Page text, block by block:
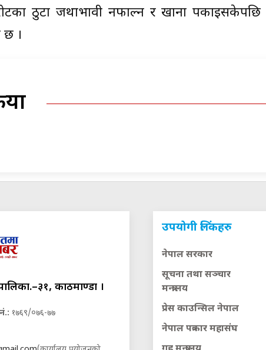
ठुटा जथाभावी नफाल्न र खाना पकाइसकेपछि
।
काठमाण्डौं ।
१७६९/०७६-७७
उपयोगी लिंकहरु
नेपाल सरकार
सूचना तथा सञ्चार
मन्त्रालय
प्रेस काउन्सिल नेपाल
नेपाल पत्रकार महासंघ